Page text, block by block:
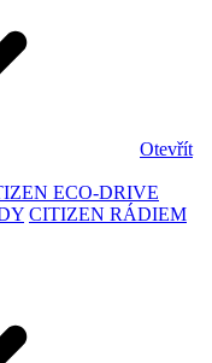
Otevřít
ECO-DRIVE
CITIZEN RÁDIEM